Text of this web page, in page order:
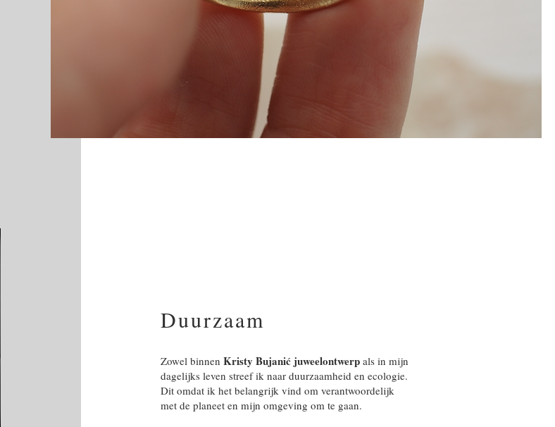
Duurzaam
Zowel binnen Kristy Bujanić juweelontwerpals in mijn
dagelijks leven streef ik naar duurzaamheid en ecologie.
Dit omdat ik het belangrijk vind om verantwoordelijk
met de planeet en mijn omgeving om te gaan.